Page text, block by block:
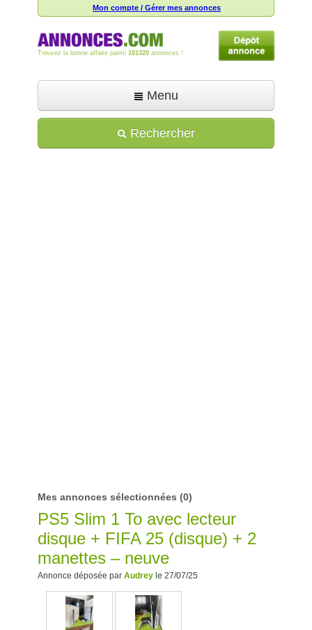
Mon compte / Gérer mes annonces
Trouvez la bonne affaire parmi 101320 annonces !
Menu
Déposer une annonce
Rechercher
Mes annonces sélectionnées (0)
PS5 Slim 1 To avec lecteur
disque + FIFA 25 (disque) + 2
manettes – neuve
Annonce déposée par Audrey le 27/07/25